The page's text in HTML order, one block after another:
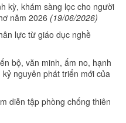
kỳ, khám sàng lọc cho người
năm 2026 (19/06/2026)
lực từ giáo dục nghề
bộ, văn minh, ấm no, hạnh
nguyên phát triển mới của
diễn tập phòng chống thiên